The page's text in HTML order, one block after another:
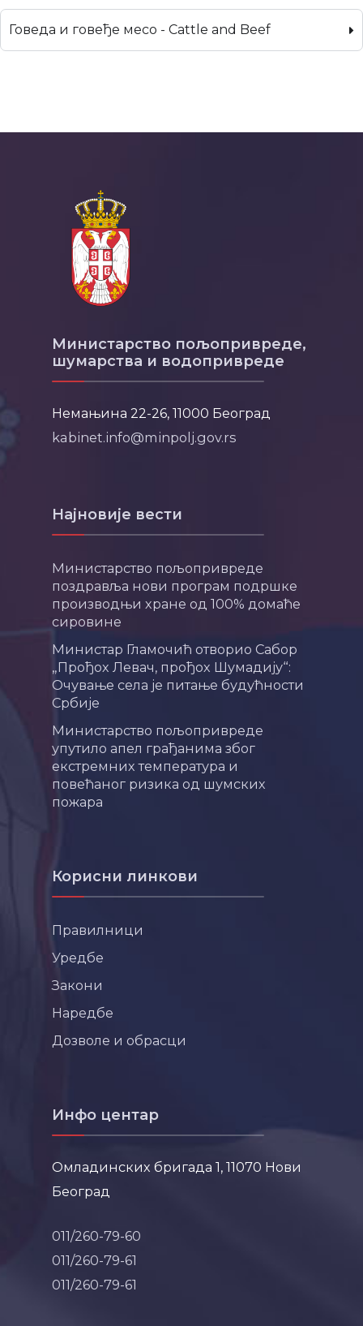
Говеда и говеђе месо - Cattle and Beef
Министарство пољопривреде,
шумарства и водопривреде
Немањина 22-26, 11000 Београд
kabinet.info@minpolj.gov.rs
Најновије вести
Министарство пољопривреде
поздравља нови програм подршке
производњи хране од 100% домаће
сировине
Министар Гламочић отворио Сабор
„Прођох Левач, прођох Шумадију“:
Очување села је питање будућности
Србије
Министарство пољопривреде
упутило апел грађанима због
екстремних температура и
повећаног ризика од шумских
пожара
Корисни линкови
Правилници
Уредбе
Закони
Наредбе
Дозволе и обрасци
Инфо центар
Омладинских бригада 1, 11070 Нови
Београд
011/260-79-60
011/260-79-61
011/260-79-61